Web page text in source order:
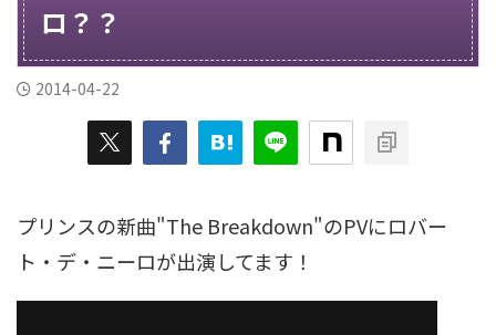
ロ？？
2014-04-22
プリンスの新曲"The Breakdown"のPVにロバー
ト・デ・ニーロが出演してます！